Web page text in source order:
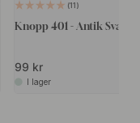
11
Knopp 401 - Antik Svart
99 kr
I lager